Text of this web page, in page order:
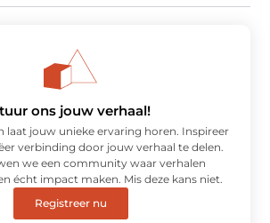
ons jouw verhaal!
laat jouw unieke ervaring horen. Inspireer
verbinding door jouw verhaal te delen.
we een community waar verhalen
écht impact maken. Mis deze kans niet.
Registreer nu